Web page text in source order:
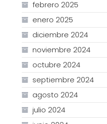
febrero 2025
enero 2025
diciembre 2024
noviembre 2024
octubre 2024
septiembre 2024
agosto 2024
julio 2024